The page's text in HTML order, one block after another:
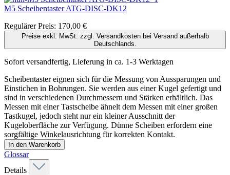
M5 ScheibentasterATG-DISC-DK12
Regulärer Preis: 170,00 €
Preise exkl. MwSt. zzgl. Versandkosten bei Versand außerhalb
Deutschlands.
Sofort versandfertig, Lieferung in ca. 1-3 Werktagen
Scheibentaster eignen sich für die Messung von Aussparungen und
Einstichen in Bohrungen. Sie werden aus einer Kugel gefertigt und
sind in verschiedenen Durchmessern und Stärken erhältlich. Das
Messen mit einer Tastscheibe ähnelt dem Messen mit einer großen
Tastkugel, jedoch steht nur ein kleiner Ausschnitt der
Kugeloberfläche zur Verfügung. Dünne Scheiben erfordern eine
sorgfältige Winkelausrichtung für korrekten Kontakt.
In den Warenkorb
Glossar
Details